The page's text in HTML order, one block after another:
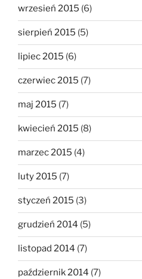
wrzesień 2015 (6)
sierpień 2015 (5)
lipiec 2015 (6)
czerwiec 2015 (7)
maj 2015 (7)
kwiecień 2015 (8)
marzec 2015 (4)
luty 2015 (7)
styczeń 2015 (3)
grudzień 2014 (5)
listopad 2014 (7)
październik 2014 (7)